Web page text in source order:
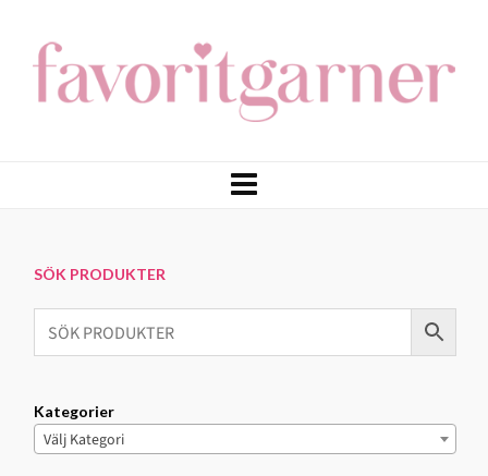
SÖK PRODUKTER
Kategorier
Välj Kategori